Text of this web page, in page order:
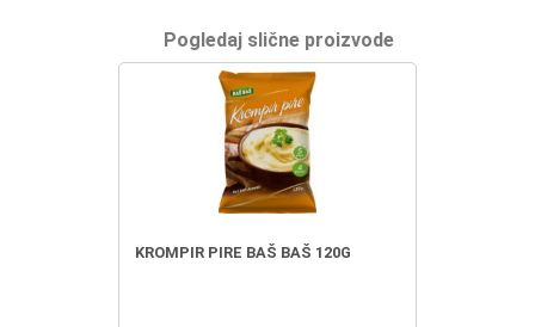
Pogledaj slične proizvode
KROMPIR PIRE BAŠ BAŠ 120G